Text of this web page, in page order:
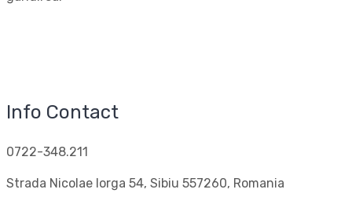
Info Contact
0722-348.211
Strada Nicolae Iorga 54, Sibiu 557260, Romania